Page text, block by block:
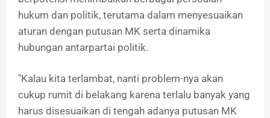
hukum dan politik, terutama dalam menyesuaikan
aturan dengan putusan MK serta dinamika
hubungan antarpartai politik.
"Kalau kita terlambat, nanti problem-nya akan
cukup rumit di belakang karena terlalu banyak yang
harus disesuaikan di tengah adanya putusan MK